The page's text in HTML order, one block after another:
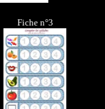
Fiche n°3